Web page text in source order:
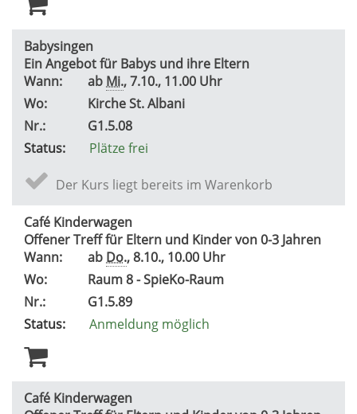
Babysingen
Ein Angebot für Babys und ihre Eltern
Wann:
ab Mi., 7.10., 11.00 Uhr
Wo:
Kirche St. Albani
Nr.:
G1.5.08
Status:
Plätze frei
Der Kurs liegt bereits im Warenkorb
Café Kinderwagen
Offener Treff für Eltern und Kinder von 0-3 Jahren
Wann:
ab Do., 8.10., 10.00 Uhr
Wo:
Raum 8 - SpieKo-Raum
Nr.:
G1.5.89
Status:
Anmeldung möglich
Café Kinderwagen